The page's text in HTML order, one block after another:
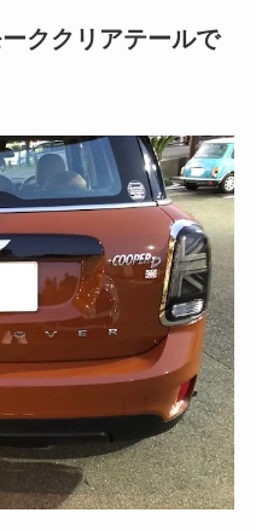
ククリアテールで